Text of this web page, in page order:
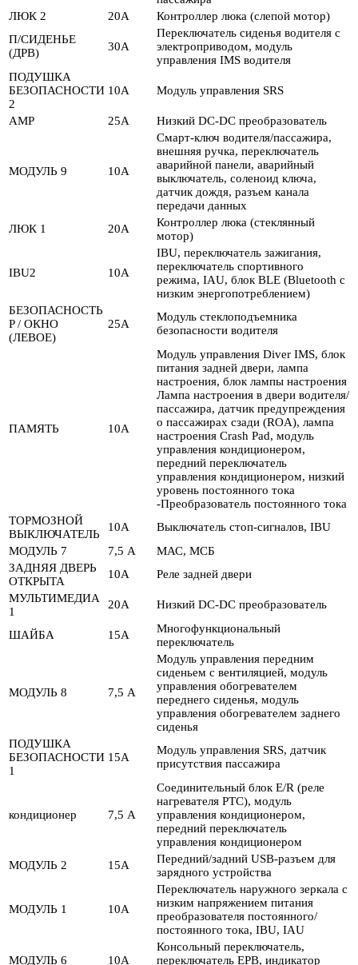
ЛЮК 2
20А
Контроллер люка (слепой мотор)
П/СИДЕНЬЕ
(ДРВ)
30А
Переключатель сиденья водителя с
электроприводом, модуль
управления IMS водителя
ПОДУШКА
БЕЗОПАСНОСТИ
2
10А Модуль управления SRS
AMP 25А Низкий DC-DC преобразователь
МОДУЛЬ 9 10А
Смарт-ключ водителя/пассажира,
внешняя ручка, переключатель
аварийной панели, аварийный
выключатель, соленоид ключа,
датчик дождя, разъем канала
передачи данных
ЛЮК 1
20А
Контроллер люка (стеклянный
мотор)
IBU2 10А
IBU, переключатель зажигания,
переключатель спортивного
режима, IAU, блок BLE (Bluetooth с
низким энергопотреблением)
БЕЗОПАСНОСТЬ
P / ОКНО
(ЛЕВОЕ)
25А
Модуль стеклоподъемника
безопасности водителя
ПАМЯТЬ 10А
Модуль управления Diver IMS, блок
питания задней двери, лампа
настроения, блок лампы настроения
Лампа настроения в двери водителя/
пассажира, датчик предупреждения
о пассажирах сзади (ROA), лампа
настроения Crash Pad, модуль
управления кондиционером,
передний переключатель
управления кондиционером, низкий
уровень постоянного тока
-Преобразователь постоянного тока
ТОРМОЗНОЙ
ВЫКЛЮЧАТЕЛЬ
10А
Выключатель стоп-сигналов, IBU
МОДУЛЬ 7
7,5 А
МАС, МСБ
ЗАДНЯЯ ДВЕРЬ
ОТКРЫТА
10А
Реле задней двери
МУЛЬТИМЕДИА
1
20А Низкий DC-DC преобразователь
ШАЙБА 15А
Многофункциональный
переключатель
МОДУЛЬ 8 7,5 А
Модуль управления передним
сиденьем с вентиляцией, модуль
управления обогревателем
переднего сиденья, модуль
управления обогревателем заднего
сиденья
ПОДУШКА
БЕЗОПАСНОСТИ
1
15А
Модуль управления SRS, датчик
присутствия пассажира
кондиционер 7,5 А
Соединительный блок E/R (реле
нагревателя PTC), модуль
управления кондиционером,
передний переключатель
управления кондиционером
МОДУЛЬ 2
15А
Передний/задний USB-разъем для
зарядного устройства
МОДУЛЬ 1 10А
Переключатель наружного зеркала с
низким напряжением питания
преобразователя постоянного/
постоянного тока, IBU, IAU
МОДУЛЬ 6 10А
Консольный переключатель,
переключатель EPB, индикатор